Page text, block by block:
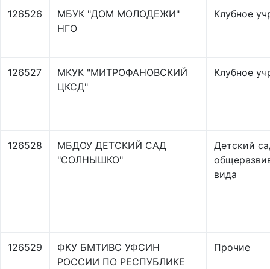
126526
МБУК "ДОМ МОЛОДЕЖИ"
НГО
Клубное
126527
МКУК "МИТРОФАНОВСКИЙ
ЦКСД"
Клубное
126528
МБДОУ ДЕТСКИЙ САД
"СОЛНЫШКО"
Детский
вида
126529
ФКУ БМТИВС УФСИН
РОССИИ ПО РЕСПУБЛИКЕ
Прочие